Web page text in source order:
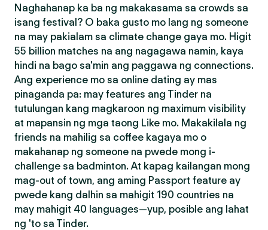
Naghahanap ka ba ng makakasama sa crowds sa
isang festival? O baka gusto mo lang ng someone
na may pakialam sa climate change gaya mo. Higit
55 billion matches na ang nagagawa namin, kaya
hindi na bago sa'min ang paggawa ng connections.
Ang experience mo sa online dating ay mas
pinaganda pa: may features ang Tinder na
tutulungan kang magkaroon ng maximum visibility
at mapansin ng mga taong Like mo. Makakilala ng
friends na mahilig sa coffee kagaya mo o
makahanap ng someone na pwede mong i-
challenge sa badminton. At kapag kailangan mong
mag-out of town, ang aming Passport feature ay
pwede kang dalhin sa mahigit 190 countries na
may mahigit 40 languages—yup, posible ang lahat
ng 'to sa Tinder.